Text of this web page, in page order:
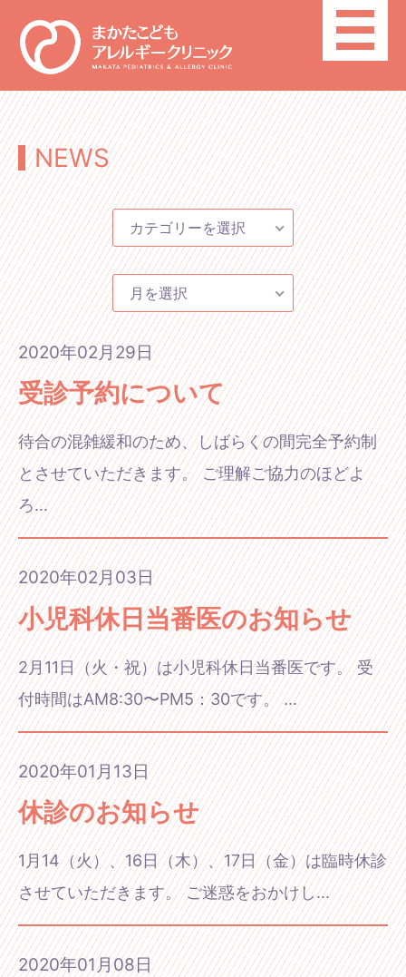
toggle
NEWS
カテゴリーを選択
月を選択
2020年02月29日
受診予約について
待合の混雑緩和のため、しばらくの間完全予約制
とさせていただきます。 ご理解ご協力のほどよ
ろ...
2020年02月03日
小児科休日当番医のお知らせ
2月11日（火・祝）は小児科休日当番医です。 受
付時間はAM8:30〜PM5：30です。 ...
2020年01月13日
休診のお知らせ
1月14（火）、16日（木）、17日（金）は臨時休診
させていただきます。 ご迷惑をおかけし...
2020年01月08日